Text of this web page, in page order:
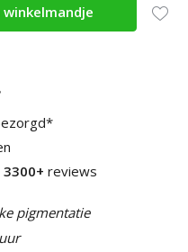
3300+ reviews
pigmentatie